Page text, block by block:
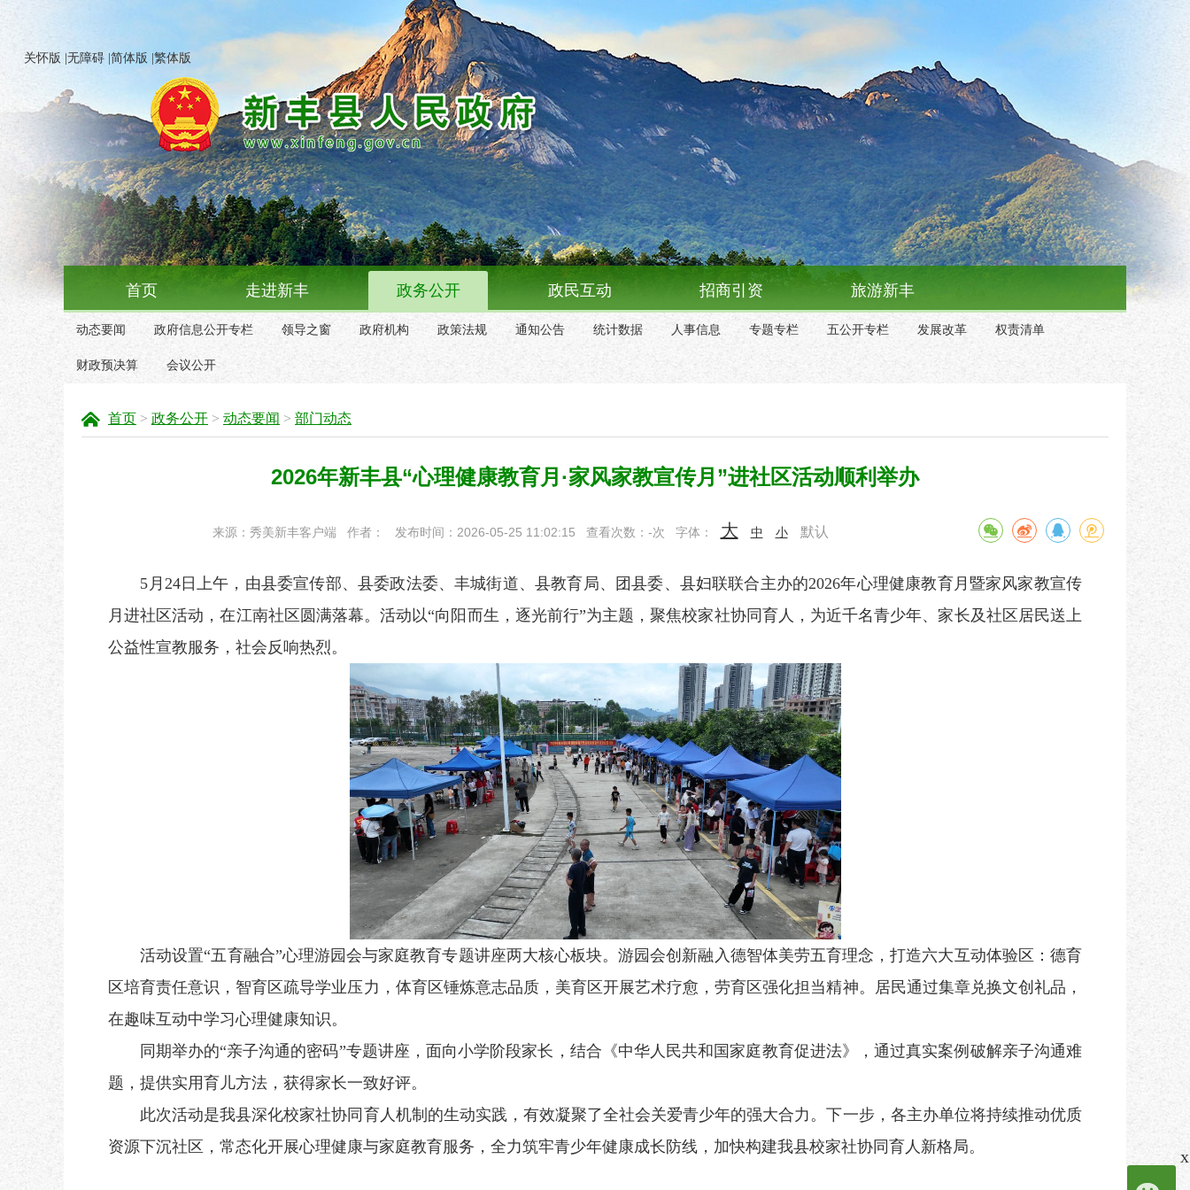
关怀版 无障碍 简体版 繁体版
首页 走进新丰 政务公开 政民互动 招商引资 旅游新丰
动态要闻 政府信息公开专栏 领导之窗 政府机构 政策法规 通知公告 统计数据 人事信息 专题专栏 五公开专栏 发展改革 权责清单
财政预决算 会议公开
首页 > 政务公开 > 动态要闻 > 部门动态
2026年新丰县“心理健康教育月·家风家教宣传月”进社区活动顺利举办
来源：秀美新丰客户端 作者： 发布时间：2026-05-25 11:02:15 查看次数： -次 字体： 大 中 小 默认
5月24日上午，由县委宣传部、县委政法委、丰城街道、县教育局、团县委、县妇联联合主办的2026年心理健康教育月暨家风家教宣传
月进社区活动，在江南社区圆满落幕。活动以“向阳而生，逐光前行”为主题，聚焦校家社协同育人，为近千名青少年、家长及社区居民送上
公益性宣教服务，社会反响热烈。
活动设置“五育融合”心理游园会与家庭教育专题讲座两大核心板块。游园会创新融入德智体美劳五育理念，打造六大互动体验区：德育
区培育责任意识，智育区疏导学业压力，体育区锤炼意志品质，美育区开展艺术疗愈，劳育区强化担当精神。居民通过集章兑换文创礼品，
在趣味互动中学习心理健康知识。
同期举办的“亲子沟通的密码”专题讲座，面向小学阶段家长，结合《中华人民共和国家庭教育促进法》，通过真实案例破解亲子沟通难
题，提供实用育儿方法，获得家长一致好评。
此次活动是我县深化校家社协同育人机制的生动实践，有效凝聚了全社会关爱青少年的强大合力。下一步，各主办单位将持续推动优质
资源下沉社区，常态化开展心理健康与家庭教育服务，全力筑牢青少年健康成长防线，加快构建我县校家社协同育人新格局。
x